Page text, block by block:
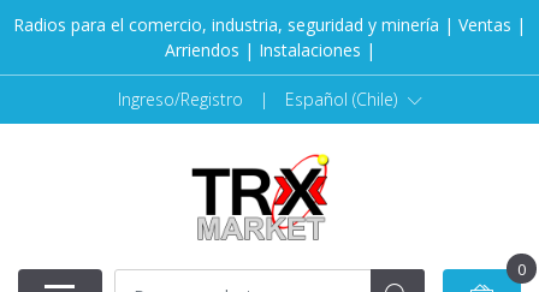
Radios para el comercio, industria, seguridad y minería | Ventas |
Arriendos | Instalaciones |
Ingreso/Registro | Español (Chile)
0